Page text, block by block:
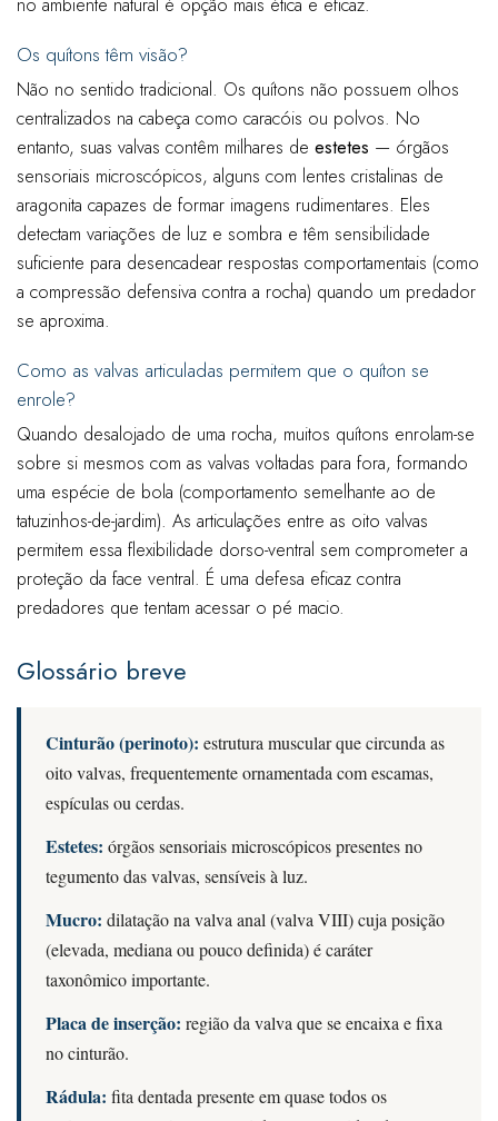
Os quítons têm visão?
Não no sentido tradicional. Os quítons não possuem olhos
centralizados na cabeça como caracóis ou polvos. No
entanto, suas valvas contêm milhares de estetes — órgãos
sensoriais microscópicos, alguns com lentes cristalinas de
aragonita capazes de formar imagens rudimentares. Eles
detectam variações de luz e sombra e têm sensibilidade
suficiente para desencadear respostas comportamentais (como
a compressão defensiva contra a rocha) quando um predador
se aproxima.
Como as valvas articuladas permitem que o quíton se
enrole?
Quando desalojado de uma rocha, muitos quítons enrolam-se
sobre si mesmos com as valvas voltadas para fora, formando
uma espécie de bola (comportamento semelhante ao de
tatuzinhos-de-jardim). As articulações entre as oito valvas
permitem essa flexibilidade dorso-ventral sem comprometer a
proteção da face ventral. É uma defesa eficaz contra
predadores que tentam acessar o pé macio.
Glossário breve
Cinturão (perinoto): estrutura muscular que circunda as
oito valvas, frequentemente ornamentada com escamas,
espículas ou cerdas.
Estetes: órgãos sensoriais microscópicos presentes no
tegumento das valvas, sensíveis à luz.
Mucro: dilatação na valva anal (valva VIII) cuja posição
(elevada, mediana ou pouco definida) é caráter
taxonômico importante.
Placa de inserção: região da valva que se encaixa e fixa
no cinturão.
Rádula: fita dentada presente em quase todos os